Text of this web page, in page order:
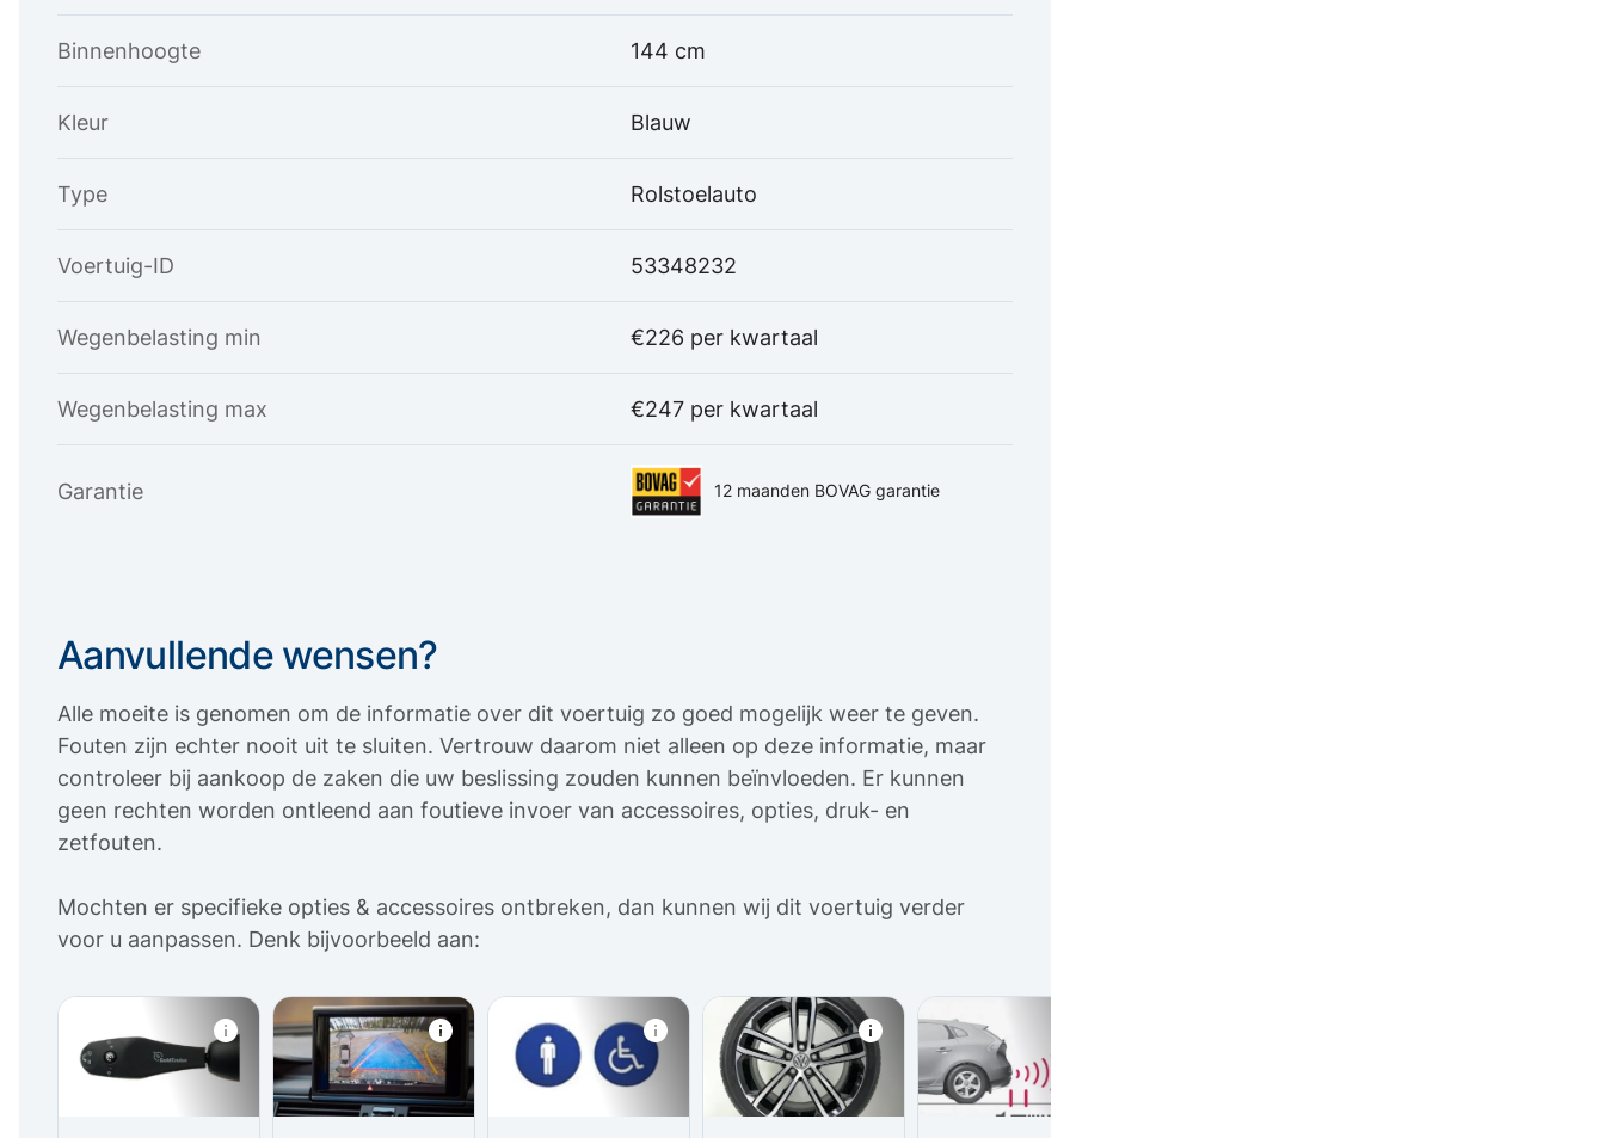
Binnenhoogte 144 cm
Kleur Blauw
Type Rolstoelauto
Voertuig-ID 53348232
Wegenbelasting min €226 per kwartaal
Wegenbelasting max €247 per kwartaal
Garantie 12 maanden BOVAG garantie
Aanvullende wensen?
Alle moeite is genomen om de informatie over dit voertuig zo goed mogelijk weer te geven.
Fouten zijn echter nooit uit te sluiten. Vertrouw daarom niet alleen op deze informatie, maar
controleer bij aankoop de zaken die uw beslissing zouden kunnen beïnvloeden. Er kunnen
geen rechten worden ontleend aan foutieve invoer van accessoires, opties, druk- en
zetfouten.
Mochten er specifieke opties & accessoires ontbreken, dan kunnen wij dit voertuig verder
voor u aanpassen. Denk bijvoorbeeld aan: